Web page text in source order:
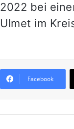
2022 bei
Ulmet im
Facebook